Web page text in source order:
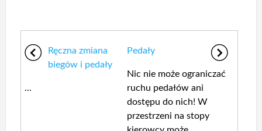
Ręczna zmiana
biegów i pedały
...
Pedały
Nic nie może ograniczać
ruchu pedałów ani
dostępu do nich! W
przestrzeni na stopy